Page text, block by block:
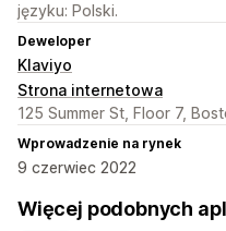
języku: Polski.
Deweloper
Klaviyo
Strona internetowa
125 Summer St, Floor 7,
Wprowadzenie na rynek
9 czerwiec 2022
Więcej podobnych